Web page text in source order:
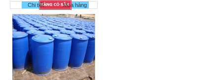
Tăng trắng DeepWhite ABP 130,
dạng lỏng